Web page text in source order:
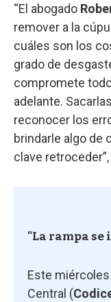
“El abogado
remover a la
cuáles son los
grado de
compromete
adelante.
reconocer los
brindarle algo de
clave
"La rampa
Este
Central (